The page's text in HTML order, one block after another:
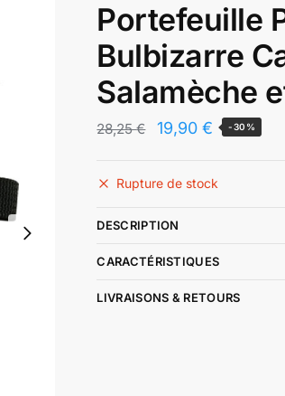
Portefeuille
Bulbizarre
Salamèche
28,25€
Le
initial
28,25 €.
19,90€ Le
actuel
-30%
Rupture de stock
DESCRIPTION
CARACTÉRISTIQUES
LIVRAISONS & RETOURS